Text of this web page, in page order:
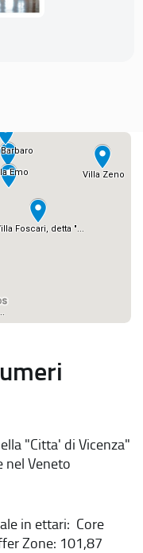
"Citta' di Vicenza"
nel Veneto
in ettari: Core
Zone: 101,87